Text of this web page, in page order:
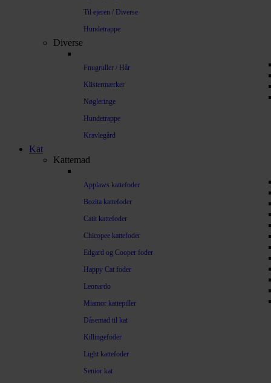
Til ejeren / Diverse
Hundetrappe
Diverse
Fnugruller / Hår
Klistermærker
Nøgleringe
Hundetrappe
Kravlegård
Kat
Kattemad
Applaws kattefoder
Bozita kattefoder
Catit kattefoder
Chicopee kattefoder
Edgard og Cooper foder
Happy Cat foder
Leonardo
Miamor kattepiller
Dåsemad til kat
Killingefoder
Light kattefoder
Senior kat